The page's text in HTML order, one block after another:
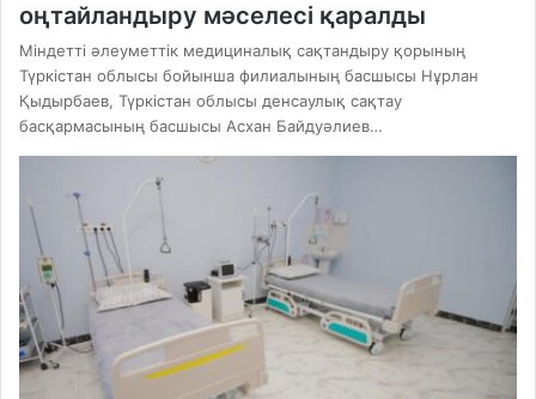
оңтайландыру мәселесі қаралды
Міндетті әлеуметтік медициналық сақтандыру қорының
Түркістан облысы бойынша филиалының басшысы Нұрлан
Қыдырбаев, Түркістан облысы денсаулық сақтау
басқармасының басшысы Асхан Байдуәлиев…